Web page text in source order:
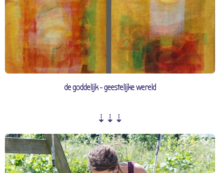
de goddelijk - geestelijke wereld
⇣⇣⇣